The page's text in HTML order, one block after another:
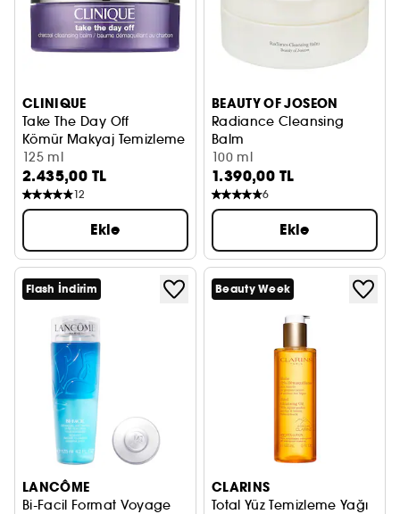
CLINIQUE
Take The Day Off
Kömür Makyaj Temizleme Balmı
125 ml
2.435,00 TL
12
Ekle
BEAUTY OF JOSEON
Radiance Cleansing
Balm
Balsam tipi temizleme yağı
100 ml
1.390,00 TL
6
Ekle
Flash İndirim
LANCÔME
Bi-Facil Format Voyage
Beauty Week
CLARINS
Total Yüz Temizleme Yağı